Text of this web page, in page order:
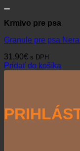
Krmivo pre psa
Granule pre psa
31,90€ s DPH
Pridať do košíka